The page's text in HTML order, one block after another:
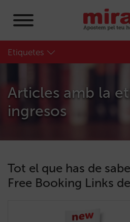
Etiquetes
Articles amb la
ingresos
Tot el que has de
Free Booking Links